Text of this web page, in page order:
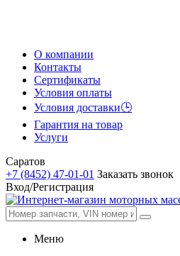
О компании
Контакты
Сертификаты
Условия оплаты
Условия доставки🕒
Гарантия на товар
Услуги
Саратов
+7 (8452) 47-01-01 Заказать звонок
Вход/Регистрация
Меню